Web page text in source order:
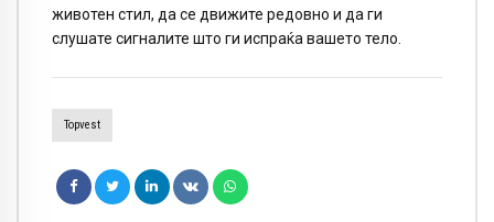
животен стил, да се движите редовно и да ги
слушате сигналите што ги испраќа вашето тело.
Topvest